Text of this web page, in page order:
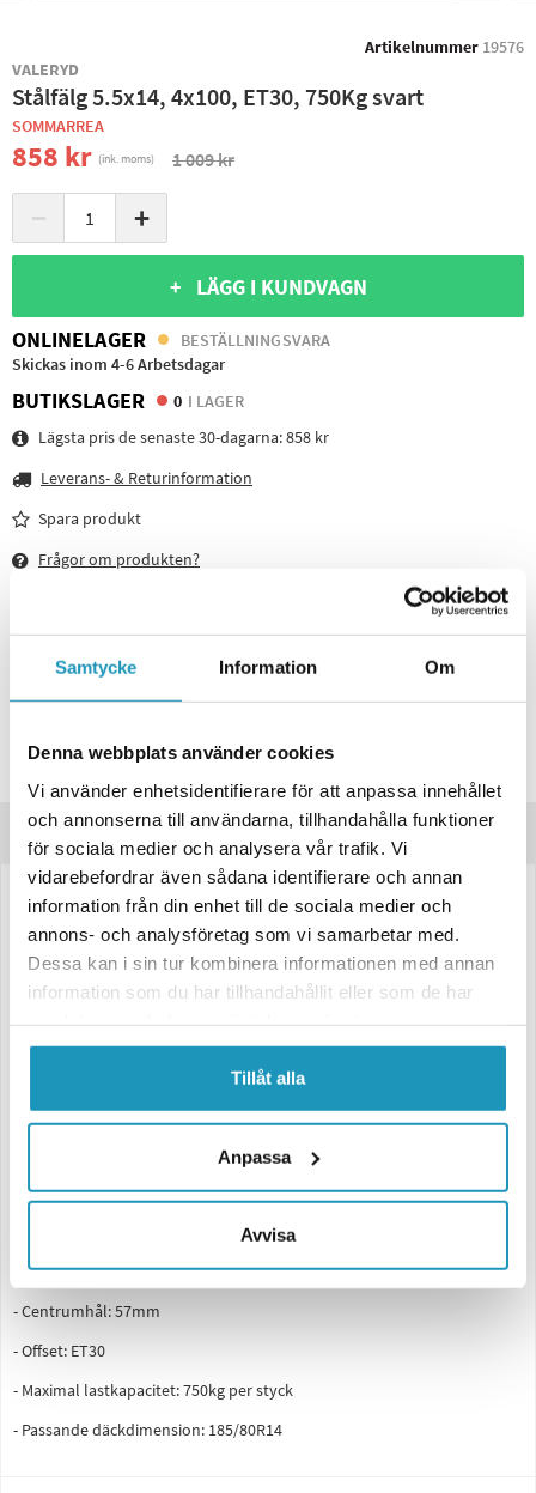
Samtycke Information Om
Denna webbplats använder cookies
Vi använder enhetsidentifierare för att anpassa innehållet
och annonserna till användarna, tillhandahålla funktioner
för sociala medier och analysera vår trafik. Vi
vidarebefordrar även sådana identifierare och annan
information från din enhet till de sociala medier och
annons- och analysföretag som vi samarbetar med.
Dessa kan i sin tur kombinera informationen med annan
information som du har tillhandahållit eller som de har
Tillåt alla
Anpassa
Avvisa
Artikelnummer 19576
VALERYD
Stålfälg 5.5x14, 4x100, ET30, 750Kg svart
SOMMARREA
858 kr (ink. moms) 1 009 kr
− +
+ LÄGG I KUNDVAGN
ONLINELAGER
BESTÄLLNINGSVARA
Skickas inom 4-6 Arbetsdagar
BUTIKSLAGER 0 I LAGER
Lägsta pris de senaste 30-dagarna:858 kr
Leverans- & Returinformation
Spara produkt
Frågor om produkten?
Hjulbult M12x1,5 universal
20 + I LAGER
Produktinformation
Stålfälg 5.5X14, 4x100, ET30, 750Kg svart - till släpvagn
Svart stålfälg avsedd för släpvagnar med en diameter på 14 tum. Passar
till släp med bultcirkel 4x100 och centrumhål 57mm.
- Material: Stål
- Dimension: 5.5x14
- Bultcirkel: 4x100
- Centrumhål: 57mm
- Offset: ET30
- Maximal lastkapacitet: 750kg per styck
- Passande däckdimension: 185/80R14